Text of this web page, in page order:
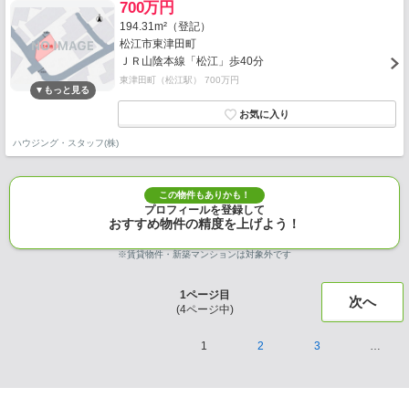
700万円
194.31m²（登記）
松江市東津田町
ＪＲ山陰本線「松江」歩40分
東津田町（松江駅） 700万円
ハウジング・スタッフ(株)
この物件もありかも！
プロフィールを登録して
おすすめ物件の精度を上げよう！
※賃貸物件・新築マンションは対象外です
1ページ目
(4ページ中) 次へ
1 2 3 …